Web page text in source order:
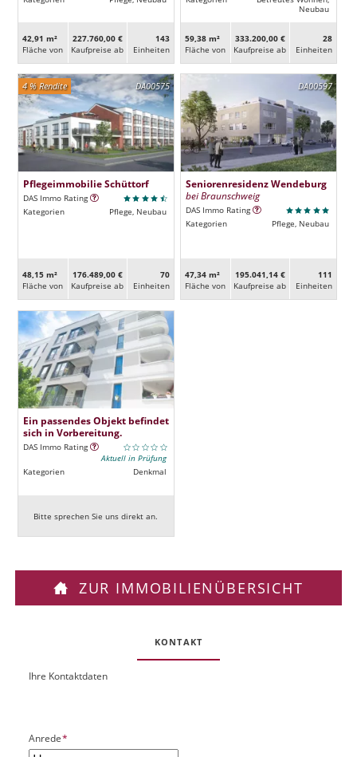
42,91 m²
Fläche von
227.760,00 €
Kaufpreise ab
143
Ein­heiten
Neubau
59,38 m²
Fläche von
333.200,00 €
Kaufpreise ab
28
Ein­heiten
DA00575
4 % Rendite
Pflegeimmobilie Schüttorf
DAS Immo Rating
Kategorien
Pflege, Neubau
48,15 m²
Fläche von
176.489,00 €
Kaufpreise ab
70
Ein­heiten
DA00597
Seniorenresidenz Wendeburg
bei Braunschweig
DAS Immo Rating
Kategorien
Pflege, Neubau
47,34 m²
Fläche von
195.041,14 €
Kaufpreise ab
111
Ein­heiten
Ein passendes Objekt befindet
sich in Vorbereitung.
DAS Immo Rating
Aktuell in Prüfung
Kategorien
Denkmal
Bitte sprechen Sie uns direkt an.
ZUR IMMOBILIENÜBERSICHT
KONTAKT
O
k
UIhre Kontaktdaten
P
f
Anrede*